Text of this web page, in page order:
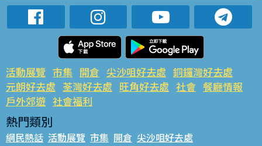
活動展覽 市集 開倉 尖沙咀好去處 銅鑼灣好去處
元朗好去處 荃灣好去處 旺角好去處 社會 餐廳情報
戶外郊遊 社會福利
熱門類別
網民熱話 活動展覽 市集 開倉 尖沙咀好去處